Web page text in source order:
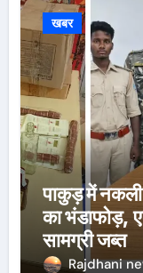
खबर
पाकुड़ में नकली
का भंडाफोड़,
सामग्री जब्त
Rajdhani